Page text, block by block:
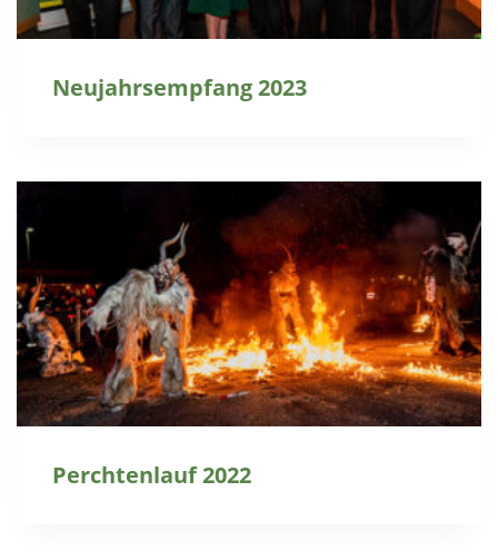
Neujahrsempfang 2023
Perchtenlauf 2022